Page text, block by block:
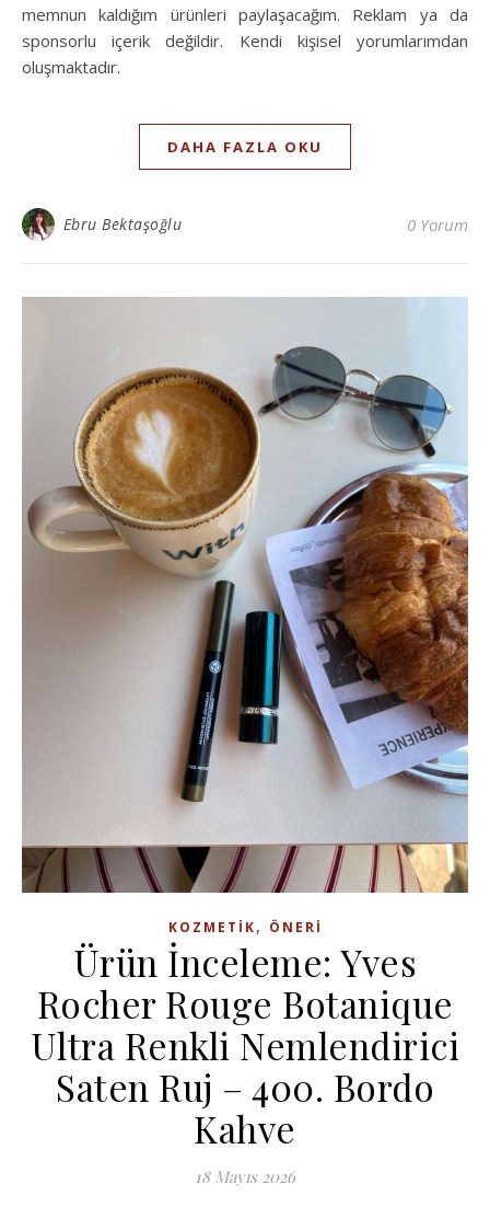
memnun kaldığım ürünleri paylaşacağım. Reklam ya da
sponsorlu içerik değildir. Kendi kişisel yorumlarımdan
oluşmaktadır.
DAHA FAZLA OKU
Ebru Bektaşoğlu 0 Yorum
KOZMETIK, ÖNERI
Ürün İnceleme: Yves
Rocher Rouge Botanique
Ultra Renkli Nemlendirici
Saten Ruj – 400. Bordo
Kahve
18 Mayıs 2026